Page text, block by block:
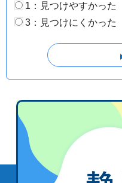
1：見つけやすかった
3：見つけにくかった